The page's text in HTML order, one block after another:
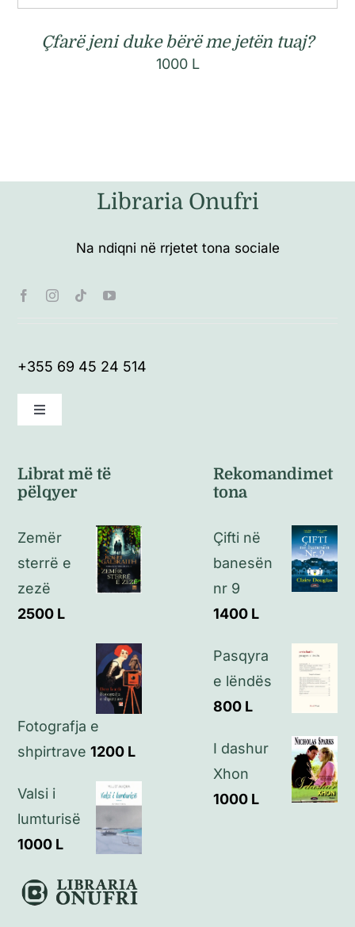
Çfarë jeni duke bërë me jetën tuaj?
1000 L
Libraria Onufri
Na ndiqni në rrjetet tona sociale
+355 69 45 24 514
Toggle
Politikat e kthimeve
Politikat e privatësisë
Librat më të
pëlqyer
Zemër
sterrë e
zezë
2500 L
Fotografja e
shpirtrave 1200 L
Valsi i
lumturisë
1000 L
Rekomandimet
tona
Çifti në
banesën
nr 9
1400 L
Pasqyra
e lëndës
800 L
I dashur
Xhon
1000 L